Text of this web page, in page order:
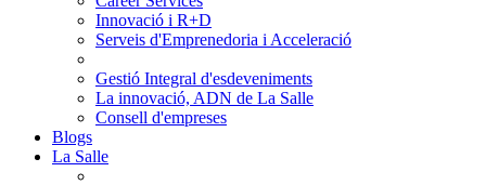
Innovació i R+D
Serveis d'Emprenedoria i Acceleració
Gestió Integral d'esdeveniments
La innovació, ADN de La Salle
Consell d'empreses
Blogs
La Salle